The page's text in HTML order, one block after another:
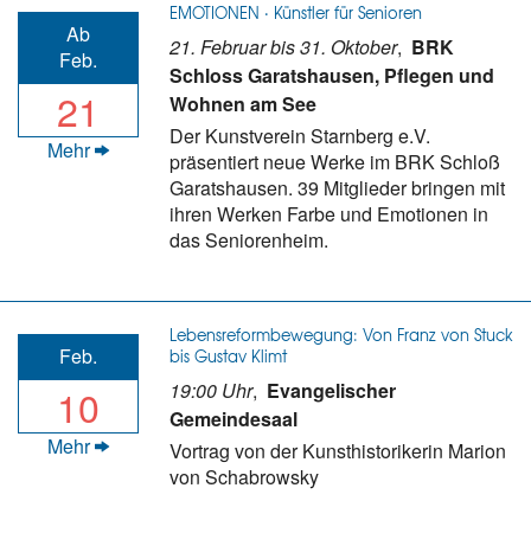
Ab
Feb.
21
Mehr
EMOTIONEN · Künstler für Senioren
21. Februar bis 31. Oktober, BRK
Schloss Garatshausen, Pflegen und
Wohnen am See
Der Kunstverein Starnberg e.V.
präsentiert neue Werke im BRK Schloß
Garatshausen. 39 Mitglieder bringen mit
ihren Werken Farbe und Emotionen in
das Seniorenheim.
Feb.
10
Mehr
Lebensreformbewegung: Von Franz von Stuck
bis Gustav Klimt
19:00 Uhr, Evangelischer
Gemeindesaal
Vortrag von der Kunsthistorikerin Marion
von Schabrowsky